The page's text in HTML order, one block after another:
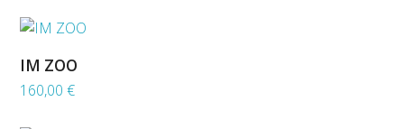
IM ZOO
160,00€